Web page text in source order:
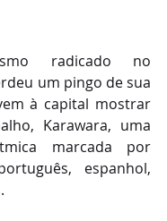
radicado no
um pingo de sua
à capital mostrar
Karawara, uma
marcada por
espanhol,